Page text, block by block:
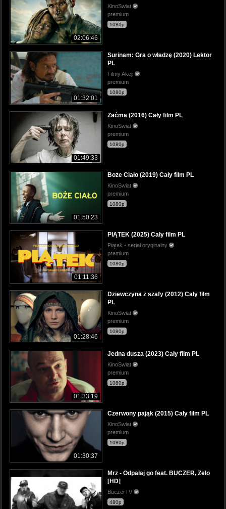
02:06:46
KinoSwiat
premium
1080p
01:32:01
Surinam: Gra o władzę (2020) Lektor
PL
Filmy Akcji
premium
1080p
01:49:33
Zaćma (2016) Cały film PL
KinoSwiat
premium
1080p
01:50:23
Boże Ciało (2019) Cały film PL
KinoSwiat
premium
1080p
01:11:36
PIĄTEK (2025) Cały film PL
Piątek - serial oryginalny
premium
1080p
01:28:46
Dziewczyna z szafy (2012) Cały film
PL
KinoSwiat
premium
1080p
01:33:19
Jedna dusza (2023) Cały film PL
KinoSwiat
premium
1080p
01:30:37
Czerwony pająk (2015) Cały film PL
KinoSwiat
premium
1080p
Mrz - Odpalaj go feat. BUCZER, Zelo
[HD]
BuczerTV
480p